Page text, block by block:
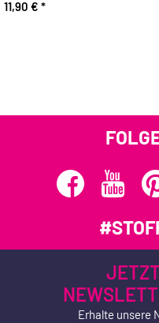
11,90 € *
Erhalte unsere